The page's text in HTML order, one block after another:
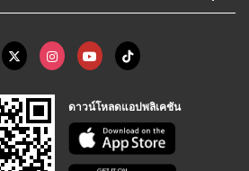
ดาวน์โหลดแอปพลิเคชัน